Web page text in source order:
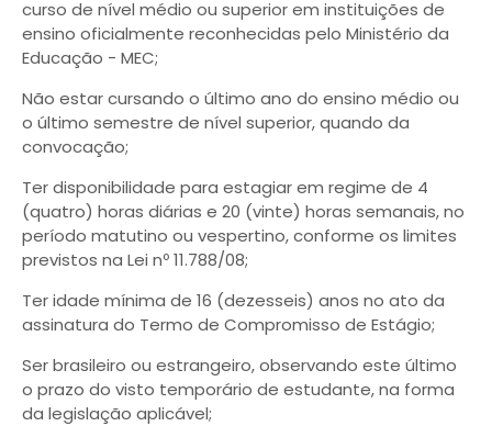
curso de nível médio ou superior em instituições de
ensino oficialmente reconhecidas pelo Ministério da
Educação - MEC;
Não estar cursando o último ano do ensino médio ou
o último semestre de nível superior, quando da
convocação;
Ter disponibilidade para estagiar em regime de 4
(quatro) horas diárias e 20 (vinte) horas semanais, no
período matutino ou vespertino, conforme os limites
previstos na Lei nº 11.788/08;
Ter idade mínima de 16 (dezesseis) anos no ato da
assinatura do Termo de Compromisso de Estágio;
Ser brasileiro ou estrangeiro, observando este último
o prazo do visto temporário de estudante, na forma
da legislação aplicável;